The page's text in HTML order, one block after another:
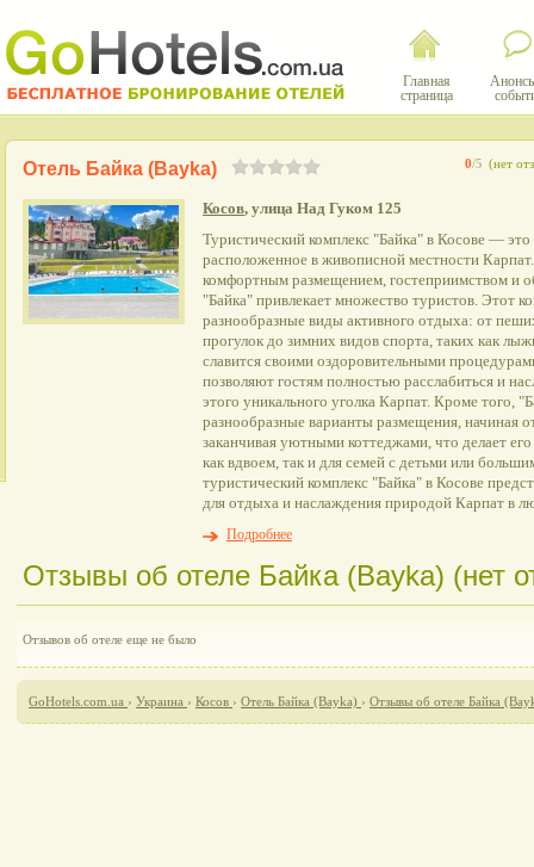
Главная
страница
0/5 (нет
Отель Байка (Bayka)
Косов, улица Над Гуком 125
Туристический комплекс "Байка" в Косове — это
расположенное в живописной местности
комфортным размещением, гостеприимством и
"Байка" привлекает множество туристов. Этот
разнообразные виды активного отдыха: от
прогулок до зимних видов спорта, таких как
славится своими оздоровительными
позволяют гостям полностью расслабиться и
этого уникального уголка Карпат. Кроме того,
разнообразные варианты размещения, начиная
заканчивая уютными коттеджами, что делает
как вдвоем, так и для семей с детьми или
туристический комплекс "Байка" в Косове
для отдыха и наслаждения природой Карпат в
Подробнее
Отзывы об отеле Байка (Bayka) (нет
Отзывов об отеле еще не было
GoHotels.com.ua › Украина › Косов › Отель Байка (Bayka) › Отзывы об отеле Байка